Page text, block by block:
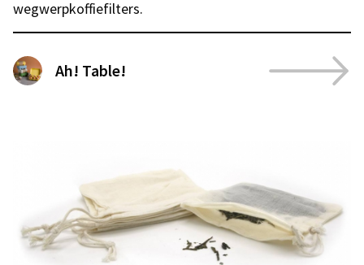
wegwerpkoffiefilters.
Ah! Table!